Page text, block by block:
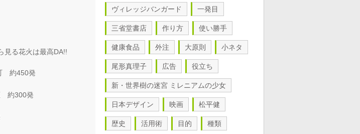
見る花火は最高DA!!
約450発
約300発
ヴィレッジバンガード 一発目
三省堂書店 作り方 使い勝手
健康食品 外注 大原則 小ネタ
尾形真理子 広告 役立ち
新・世界樹の迷宮 ミレニアムの少女
日本デザイン 映画 松平健
歴史 活用術 目的 種類